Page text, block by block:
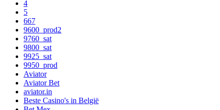
4
5
667
9600_prod2
9760_sat
9800_sat
9925_sat
9950_prod
Aviator
Aviator Bet
aviator.in
Beste Casino's in België